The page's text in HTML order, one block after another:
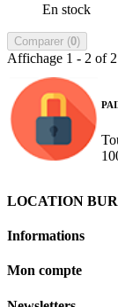
En stock
Comparer (0)
Affichage 1 - 2 of
LOCATION
Informations
Mon compte